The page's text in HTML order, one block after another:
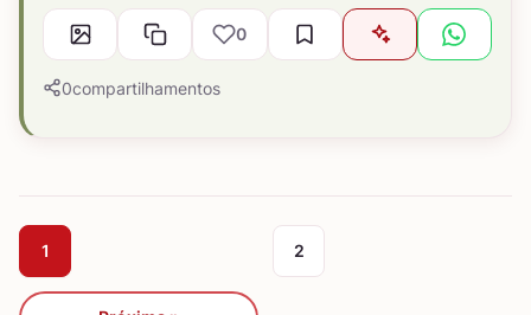
0
0compartilhamentos
1 2